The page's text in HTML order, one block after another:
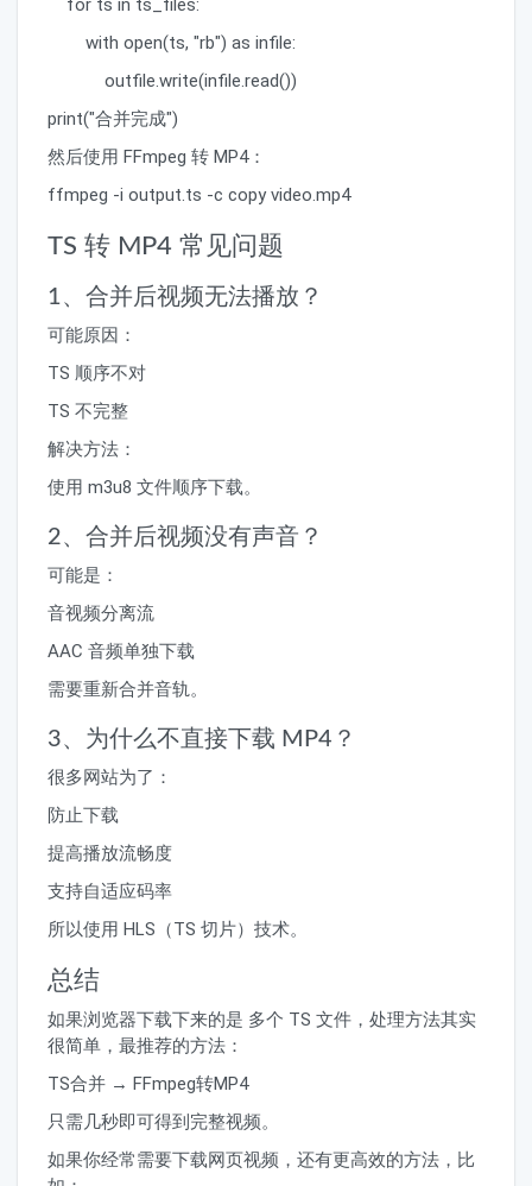
for ts in ts_files:
with open(ts, "rb") as infile:
outfile.write(infile.read())
print("合并完成")
然后使用 FFmpeg 转 MP4：
ffmpeg -i output.ts -c copy video.mp4
TS 转 MP4 常见问题
1、合并后视频无法播放？
可能原因：
TS 顺序不对
TS 不完整
解决方法：
使用 m3u8 文件顺序下载。
2、合并后视频没有声音？
可能是：
音视频分离流
AAC 音频单独下载
需要重新合并音轨。
3、为什么不直接下载 MP4？
很多网站为了：
防止下载
提高播放流畅度
支持自适应码率
所以使用 HLS（TS 切片）技术。
总结
如果浏览器下载下来的是 多个 TS 文件，处理方法其实
很简单，最推荐的方法：
TS合并 → FFmpeg转MP4
只需几秒即可得到完整视频。
如果你经常需要下载网页视频，还有更高效的方法，比